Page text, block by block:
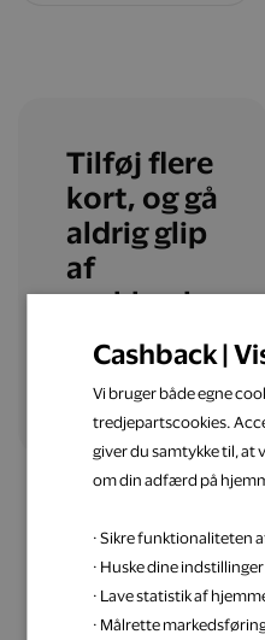
Tilføj flere
kort, og gå
aldrig glip
af
cashback
Tilføj flere kort
Få
Cashback |
Vi bruger både egne
tredjepartscookies.
giver du samtykke til, at
om din adfærd på
· Sikre funktionaliteten
· Huske dine
· Lave statistik af
· Målrette